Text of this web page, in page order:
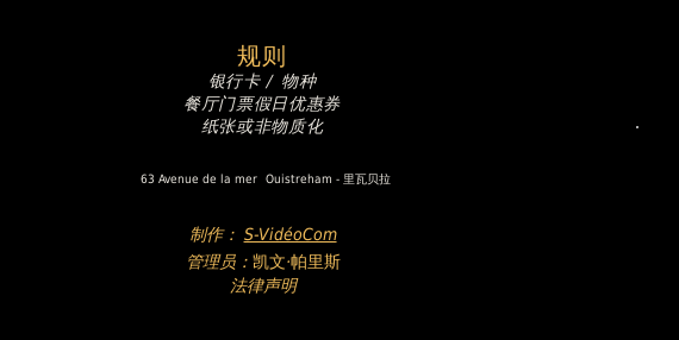
规则
银行卡 / 物种
餐厅门票假日优惠券
纸张或非物质化
63 Avenue de la mer Ouistreham - 里瓦贝拉
制作： S-VidéoCom
管理员： 凯文·帕里斯
法律声明